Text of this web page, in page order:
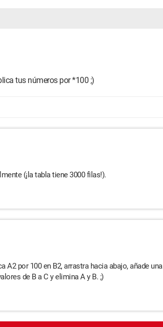
tus números por *100 ;)
(¡la tabla tiene 3000 filas!).
A2 por 100 en B2, arrastra hacia abajo, añade una
de B a C y elimina A y B. ;)